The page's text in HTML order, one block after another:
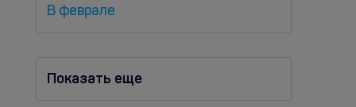
В феврале
Показать еще